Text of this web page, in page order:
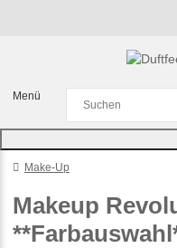
Menü
Make-Up
Makeup